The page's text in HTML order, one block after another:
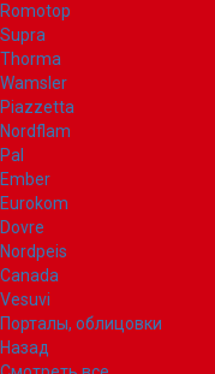
Romotop
Supra
Thorma
Wamsler
Piazzetta
Nordflam
Pal
Ember
Eurokom
Dovre
Nordpeis
Canada
Vesuvi
Порталы, облицовки
Назад